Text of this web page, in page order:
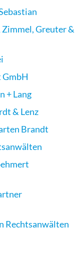
Zimmel, Greuter &
+ Lang
& Lenz
Brandt
Rechtsanwälten